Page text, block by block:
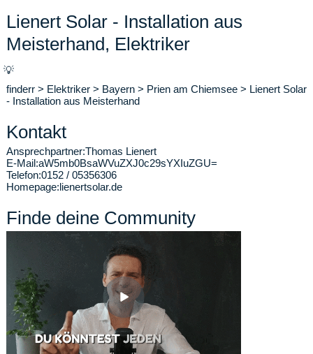
Lienert Solar - Installation aus
Meisterhand, Elektriker
💡
finderr > Elektriker > Bayern > Prien am Chiemsee > Lienert Solar
- Installation aus Meisterhand
Kontakt
Ansprechpartner:Thomas Lienert
E-Mail:aW5mb0BsaWVuZXJ0c29sYXIuZGU=
Telefon:0152 / 05356306
Homepage:lienertsolar.de
Finde deine Community